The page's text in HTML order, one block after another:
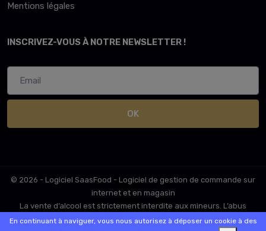
Mentions légales
INSCRIVEZ-VOUS À NOTRE NEWSLETTER !
OK
© 2026 - Logiciel SaasFood - Logiciel de gestion de commande sur
internet et en magasin
La vente d’alcool est strictement interdite aux mineurs. L’abus
d’alcool est dangereux pour la santé. A consommer avec
En continuant à naviguer, vous nous autorisez à déposer un cookie à des